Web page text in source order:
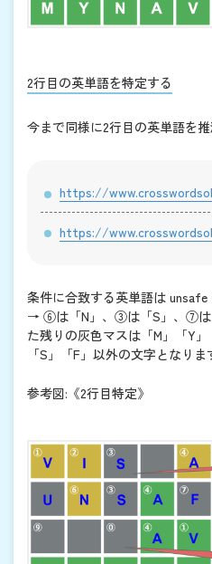
2行目の英単語を特定する
今まで同様に2行目の英単語を推
https://
https://
条件に合致する英単語は unsafe
→ ⑥は「N」、③は「S」、⑦は
た残りの灰色マスは「M」「Y」
「S」「F」以外の文字となりま
参考図:《2行目特定》